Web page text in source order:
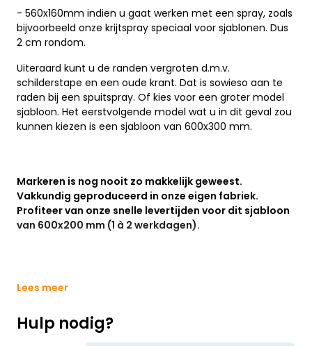
- 560x160mm indien u gaat werken met een spray, zoals
bijvoorbeeld onze krijtspray speciaal voor sjablonen. Dus
2 cm rondom.
Uiteraard kunt u de randen vergroten d.m.v.
schilderstape en een oude krant. Dat is sowieso aan te
raden bij een spuitspray. Of kies voor een groter model
sjabloon. Het eerstvolgende model wat u in dit geval zou
kunnen kiezen is een sjabloon van 600x300 mm.
Markeren is nog nooit zo makkelijk geweest.
Vakkundig geproduceerd in onze eigen fabriek.
Profiteer van onze snelle levertijden voor dit sjabloon
van 600x200 mm (1 à 2 werkdagen).
Lees meer
Hulp nodig?